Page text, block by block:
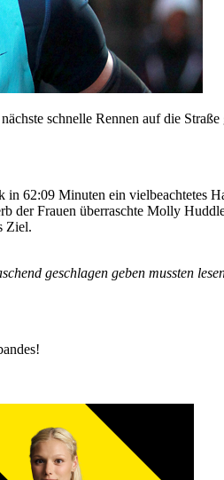
schnelle Rennen auf die
62:09 Minuten ein vielbeachtetes
Frauen überraschte Molly
Ziel.
geschlagen geben mussten